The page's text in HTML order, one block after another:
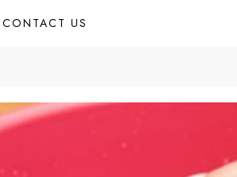
CONTACT US